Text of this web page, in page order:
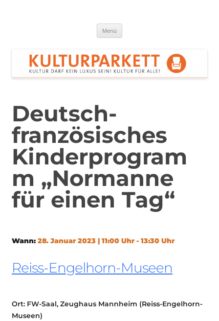
Menü
Deutsch-
französisches
Kinderprogram
m „Normanne
für einen Tag“
Wann: 28. Januar 2023 | 11:00 Uhr - 13:30 Uhr
Reiss-Engelhorn-Museen
Ort: FW-Saal, Zeughaus Mannheim (Reiss-Engelhorn-
Museen)